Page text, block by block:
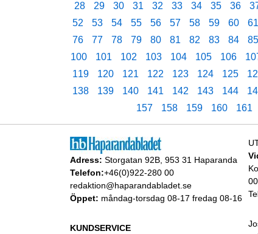
28
29 30 31 32 33 34 35 36
52
53 54 55 56 57 58 59 60 61
76
77 78 79 80 81 82 83 84 85
100
101 102 103 104 105 106
119
120 121 122 123 124 125
138
139 140 141 142 143 144
157
158 159 160 161
Adress: Storgatan 92B, 953 31 Haparanda
Telefon:+46(0)922-280 00
redaktion@haparandabladet.se
Öppet: måndag-torsdag 08-17 fredag 08-16
KUNDSERVICE
00.